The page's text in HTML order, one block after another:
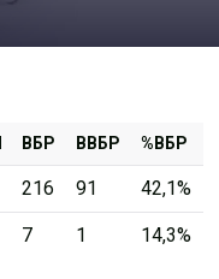
ВБР ВВБР %ВБР
216 91 42,1%
7 1 14,3%